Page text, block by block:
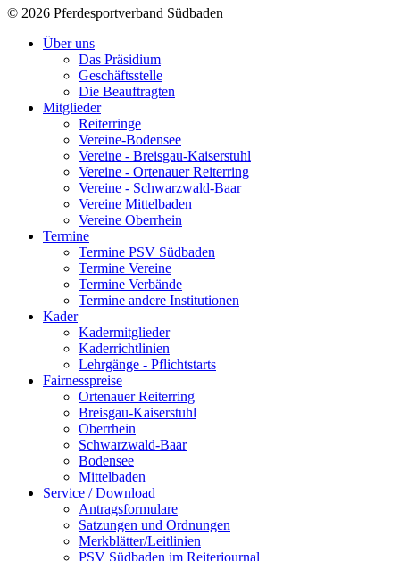
© 2026 Pferdesportverband Südbaden
Über uns
Das Präsidium
Geschäftsstelle
Die Beauftragten
Mitglieder
Reiterringe
Vereine-Bodensee
Vereine - Breisgau-Kaiserstuhl
Vereine - Ortenauer Reiterring
Vereine - Schwarzwald-Baar
Vereine Mittelbaden
Vereine Oberrhein
Termine
Termine PSV Südbaden
Termine Vereine
Termine Verbände
Termine andere Institutionen
Kader
Kadermitglieder
Kaderrichtlinien
Lehrgänge - Pflichtstarts
Fairnesspreise
Ortenauer Reiterring
Breisgau-Kaiserstuhl
Oberrhein
Schwarzwald-Baar
Bodensee
Mittelbaden
Service / Download
Antragsformulare
Satzungen und Ordnungen
Merkblätter/Leitlinien
PSV Südbaden im Reiterjournal